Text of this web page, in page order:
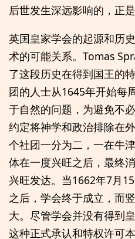
后世发生深远影响的，正
英国皇家学会的起源和历
术的可能关系。Tomas
了这段历史在得到国王的
团的人士从1645年开始每
于自然的问题，为避免不
约定将神学和政治排除在
个社团一分为二，一在牛
体在一度兴旺之后，最终
兴旺发达。当1662年7月
之后，学会终于成立，而
大。尽管学会并没有得到
这种正式承认和特权许可